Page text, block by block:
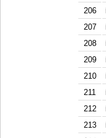
206
207
208
209
210
211
212
213